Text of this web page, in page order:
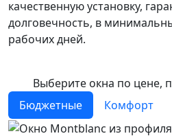
качественную установку,
долговечность, в
рабочих дней.
Выберите окна по цене,
Бюджетные
Комфорт